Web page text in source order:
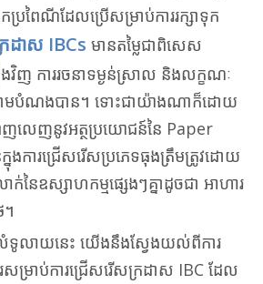
ប្រពៃណីដែលប្រើសម្រាប់ការរក្សាទុក
ដាស IBCs មានតម្លៃជាពិសេស
ងវិញ ការរចនាទម្ងន់ស្រាល និងលក្ខណៈ
ាមបំណងបាន។ ទោះជាយ៉ាងណាក៏ដោយ
ញលេញនូវអត្ថប្រយោជន៍នៃ Paper
នុងការជ្រើសរើសប្រភេទធុងត្រឹមត្រូវដោយ
ាក់នៃឧស្សាហកម្មផ្សេងៗគ្នាដូចជា អាហារ
ទូលាយនេះ យើងនឹងស្វែងយល់ពីការ
សម្រាប់ការជ្រើសរើសក្រដាស IBC ដែល